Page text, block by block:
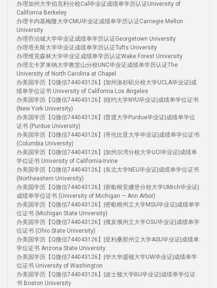
办理加州大学伯克利分校Cal毕业证成绩单学历认证University of
California Berkeley
办理卡内基梅隆大学CMU毕业证成绩单学历认证Carnegie Mellon
University
办理乔治城大学毕业证成绩单学历认证Georgetown University
办理塔夫斯大学毕业证成绩单学历认证Tufts University
办理维克森林大学毕业证成绩单学历认证Wake Forest University
办理北卡罗来纳大学教堂山分校UNC毕业证成绩单学历认证The
University of North Carolina at Chapel
办美国学历【Q微信744043126】|加州洛杉矶分校大学UCLA毕业证|成
绩单学位证书 University of California Los Angeles
办美国学历【Q微信744043126】|纽约大学NYU毕业证|成绩单学位证书
(New York University)
办美国学历【Q微信744043126】|普渡大学Purdue毕业证|成绩单学位
证书 (Purdue University)
办美国学历【Q微信744043126】|哥伦比亚大学毕业证|成绩单学位证书
(Columbia University)
办美国学历【Q微信744043126】|加州尔湾分校大学UCI毕业证|成绩单
学位证书 University of California-Irvine
办美国学历【Q微信744043126】|东北大学NEU毕业证|成绩单学位证书
(Northeastern University)
办美国学历【Q微信744043126】|密歇根安娜堡分校大学UMich毕业证|
成绩单学位证书 (University of Michigan — Ann Arbor)
办美国学历【Q微信744043126】|密歇根州立大学MSU毕业证|成绩单学
位证书 (Michigan State University)
办美国学历【Q微信744043126】|俄亥俄州立大学OSU毕业证|成绩单学
位证书 (Ohio State University)
办美国学历【Q微信744043126】|亚利桑那州立大学ASU毕业证|成绩单
学位证书 Arizona State University
办美国学历【Q微信744043126】|华大华盛顿大学UW毕业证|成绩单学
位证书 University of Washington
办美国学历【Q微信744043126】|波士顿大学BU毕业证|成绩单学位证
书 Boston University